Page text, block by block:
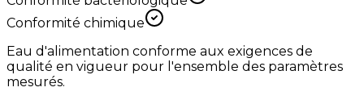
Conformité chimique
Eau d'alimentation conforme aux exigences de
qualité en vigueur pour l'ensemble des paramètres
mesurés.